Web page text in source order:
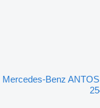
شاحنة مقفلة Mercedes-Benz ANTOS